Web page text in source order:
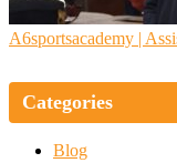
A6sports­aca­demy |
Categories
Blog